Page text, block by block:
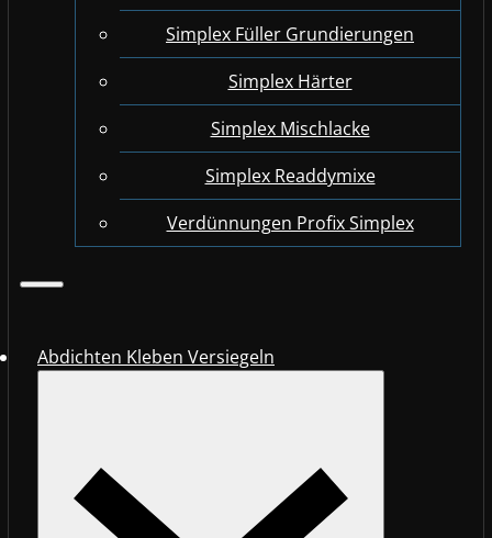
Simplex Füller Grundierungen
Simplex Härter
Simplex Mischlacke
Simplex Readdymixe
Verdünnungen Profix Simplex
Abdichten Kleben Versiegeln